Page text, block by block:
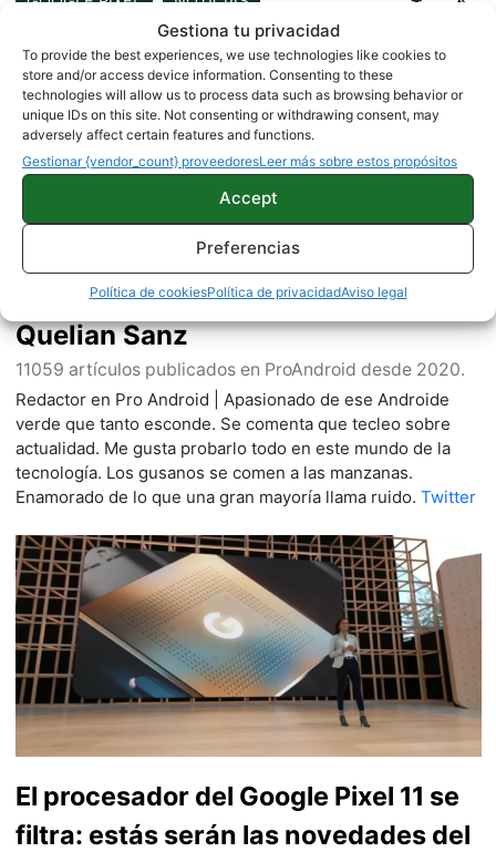
Gestiona tu privacidad
To provide the best experiences, we use technologies like cookies to
store and/or access device information. Consenting to these
technologies will allow us to process data such as browsing behavior or
unique IDs on this site. Not consenting or withdrawing consent, may
adversely affect certain features and functions.
Gestionar {vendor_count} proveedoresLeer más sobre estos propósitos
Accept
Preferencias
Política de cookiesPolítica de privacidadAviso legal
Sobre este autor
Quelian Sanz
11059 artículos publicados en ProAndroid desde 2020.
Redactor en Pro Android | Apasionado de ese Androide
verde que tanto esconde. Se comenta que tecleo sobre
actualidad. Me gusta probarlo todo en este mundo de la
tecnología. Los gusanos se comen a las manzanas.
Enamorado de lo que una gran mayoría llama ruido. Twitter
El procesador del Google Pixel 11 se
filtra: estás serán las novedades del